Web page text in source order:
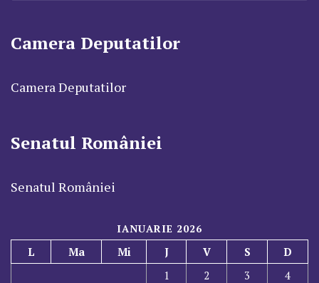
Camera Deputatilor
Camera Deputatilor
Senatul României
Senatul României
IANUARIE 2026
L Ma Mi J V S
D
1
2 3
4